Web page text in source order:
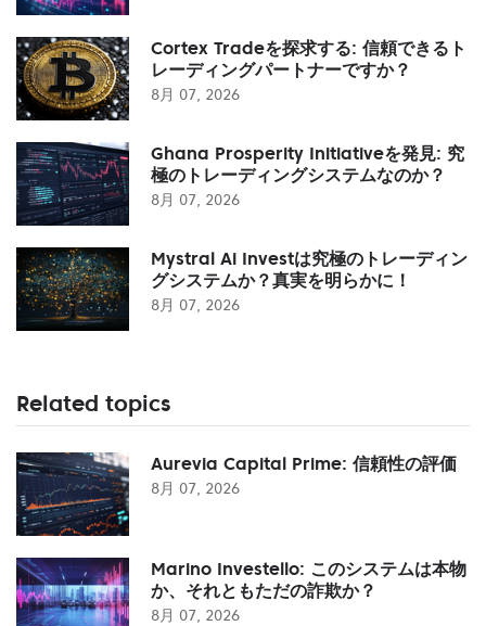
Cortex Tradeを探求する: 信頼できるト
レーディングパートナーですか？
8月 07, 2026
Ghana Prosperity Initiativeを発見: 究
極のトレーディングシステムなのか？
8月 07, 2026
Mystral Ai Investは究極のトレーディン
グシステムか？真実を明らかに！
8月 07, 2026
Related topics
Aurevia Capital Prime: 信頼性の評価
8月 07, 2026
Marino Investello: このシステムは本物
か、それともただの詐欺か？
8月 07, 2026